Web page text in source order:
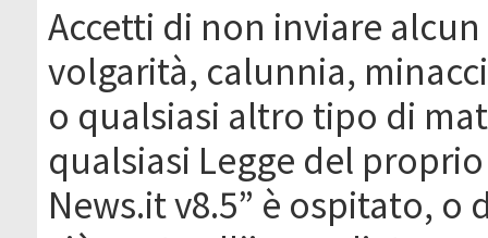
Accetti di non inviare
volgarità, calunnia,
o qualsiasi altro tipo di
qualsiasi Legge del
News.it v8.5” è ospitato, o